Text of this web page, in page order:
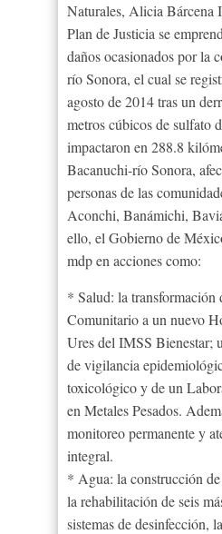
Naturales, Alicia Bárcena
Plan de Justicia se
daños ocasionados por la
río Sonora, el cual se
agosto de 2014 tras un
metros cúbicos de sulfato
impactaron en 288.8
Bacanuchi-río Sonora,
personas de las
Aconchi, Banámichi,
ello, el Gobierno de
mdp en acciones como:
* Salud: la transformación
Comunitario a un nuevo
Ures del IMSS Bienestar;
de vigilancia
toxicológico y de un
en Metales Pesados.
monitoreo permanente y
integral.
* Agua: la construcción
la rehabilitación de seis
sistemas de desinfección,